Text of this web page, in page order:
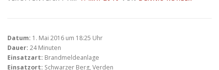
KINDER-/JUGENDFEUERWEHR
Datum: 1. Mai 2016 um 18:25 Uhr
Dauer: 24 Minuten
Einsatzart: Brandmeldeanlage
Einsatzort: Schwarzer Berg, Verden